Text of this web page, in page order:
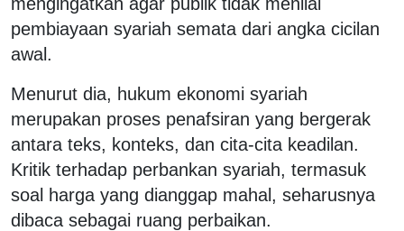
pembiayaan syariah semata dari angka cicilan
awal.
Menurut dia, hukum ekonomi syariah
merupakan proses penafsiran yang bergerak
antara teks, konteks, dan cita-cita keadilan.
Kritik terhadap perbankan syariah, termasuk
soal harga yang dianggap mahal, seharusnya
dibaca sebagai ruang perbaikan.